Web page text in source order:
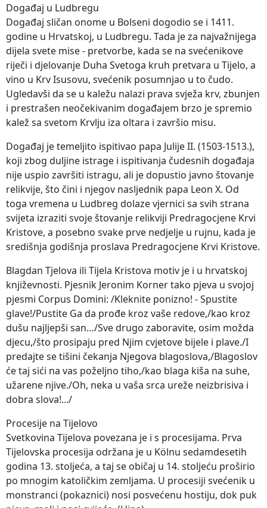
Događaj u Ludbregu
Događaj sličan onome u Bolseni dogodio se i 1411.
godine u Hrvatskoj, u Ludbregu. Tada je za najvažnijega
dijela svete mise - pretvorbe, kada se na svećenikove
riječi i djelovanje Duha Svetoga kruh pretvara u Tijelo, a
vino u Krv Isusovu, svećenik posumnjao u to čudo.
Ugledavši da se u kaležu nalazi prava svježa krv, zbunjen
i prestrašen neočekivanim događajem brzo je spremio
kalež sa svetom Krvlju iza oltara i završio misu.
Događaj je temeljito ispitivao papa Julije II. (1503-1513.),
koji zbog duljine istrage i ispitivanja čudesnih događaja
nije uspio završiti istragu, ali je dopustio javno štovanje
relikvije, što čini i njegov nasljednik papa Leon X. Od
toga vremena u Ludbreg dolaze vjernici sa svih strana
svijeta izraziti svoje štovanje relikviji Predragocjene Krvi
Kristove, a posebno svake prve nedjelje u rujnu, kada je
središnja godišnja proslava Predragocjene Krvi Kristove.
Blagdan Tjelova ili Tijela Kristova motiv je i u hrvatskoj
književnosti. Pjesnik Jeronim Korner tako pjeva u svojoj
pjesmi Corpus Domini: /Kleknite ponizno! - Spustite
glave!/Pustite Ga da prođe kroz vaše redove,/kao kroz
dušu najljepši san…/Sve drugo zaboravite, osim možda
djecu,/što prosipaju pred Njim cvjetove bijele i plave./I
predajte se tišini čekanja Njegova blagoslova,/Blagoslov
će taj sići na vas poželjno tiho,/kao blaga kiša na suhe,
užarene njive./Oh, neka u vaša srca ureže neizbrisiva i
dobra slova!.../
Procesije na Tijelovo
Svetkovina Tijelova povezana je i s procesijama. Prva
Tijelovska procesija održana je u Kölnu sedamdesetih
godina 13. stoljeća, a taj se običaj u 14. stoljeću proširio
po mnogim katoličkim zemljama. U procesiji svećenik u
monstranci (pokaznici) nosi posvećenu hostiju, dok puk